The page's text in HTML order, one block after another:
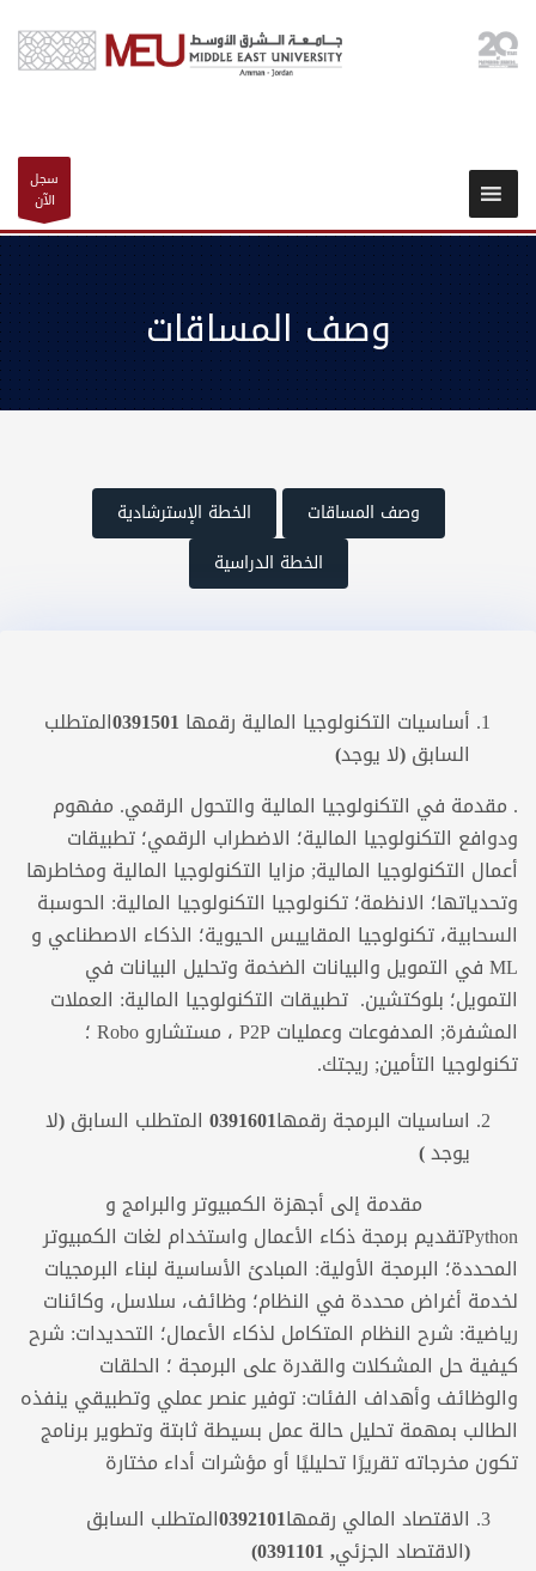
سجل
الآن
وصف المساقات
وصف المساقات
الخطة الإسترشادية
الخطة الدراسية
أساسيات التكنولوجيا المالية رقمها 0391501المتطلب
السابق (لا يوجد)
. مقدمة في التكنولوجيا المالية والتحول الرقمي. مفهوم
ودوافع التكنولوجيا المالية؛ الاضطراب الرقمي؛ تطبيقات
أعمال التكنولوجيا المالية; مزايا التكنولوجيا المالية ومخاطرها
وتحدياتها؛ الانظمة؛ تكنولوجيا التكنولوجيا المالية: الحوسبة
السحابية، تكنولوجيا المقاييس الحيوية؛ الذكاء الاصطناعي و
ML في التمويل والبيانات الضخمة وتحليل البيانات في
التمويل؛ بلوكتشين. تطبيقات التكنولوجيا المالية: العملات
المشفرة; المدفوعات وعمليات P2P ، مستشارو Robo ؛
تكنولوجيا التأمين; ريجتك.
اساسيات البرمجة رقمها0391601 المتطلب السابق (لا
يوجد )
مقدمة إلى أجهزة الكمبيوتر والبرامج و
Pythonتقديم برمجة ذكاء الأعمال واستخدام لغات الكمبيوتر
المحددة؛ البرمجة الأولية: المبادئ الأساسية لبناء البرمجيات
لخدمة أغراض محددة في النظام؛ وظائف، سلاسل، وكائنات
رياضية: شرح النظام المتكامل لذكاء الأعمال؛ التحديدات: شرح
كيفية حل المشكلات والقدرة على البرمجة ؛ الحلقات
والوظائف وأهداف الفئات: توفير عنصر عملي وتطبيقي ينفذه
الطالب بمهمة تحليل حالة عمل بسيطة ثابتة وتطوير برنامج
تكون مخرجاته تقريرًا تحليليًا أو مؤشرات أداء مختارة
الاقتصاد المالي رقمها0392101المتطلب السابق
(الاقتصاد الجزئي,0391101
)